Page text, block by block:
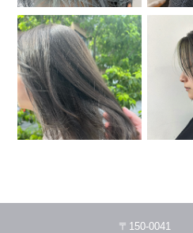
〒150-0041